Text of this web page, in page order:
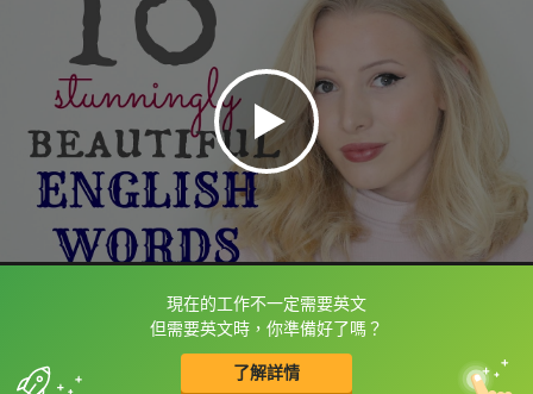
現在的工作不一定需要英文
但需要英文時，你準備好了嗎？
了解詳情
框選或點兩下字幕可以直接查字典喔！